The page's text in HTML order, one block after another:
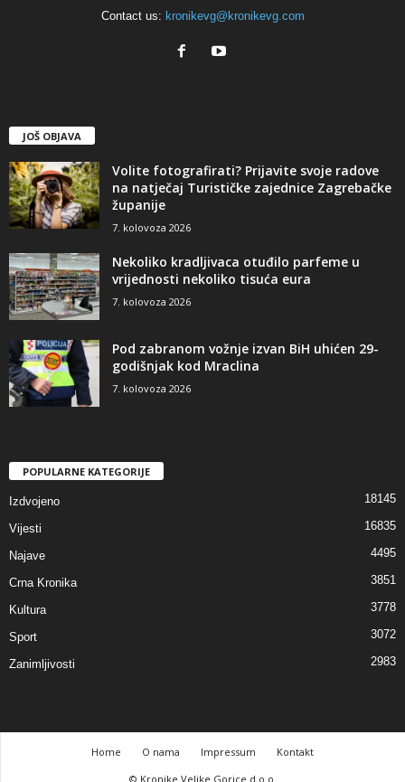
Contact us: kronikevg@kronikevg.com
JOŠ OBJAVA
Volite fotografirati? Prijavite svoje radove
na natječaj Turističke zajednice Zagrebačke
županije
7. kolovoza 2026
Nekoliko kradljivaca otuđilo parfeme u
vrijednosti nekoliko tisuća eura
7. kolovoza 2026
Pod zabranom vožnje izvan BiH uhićen 29-
godišnjak kod Mraclina
7. kolovoza 2026
POPULARNE KATEGORIJE
Izdvojeno 18145
Vijesti 16835
Najave 4495
Crna Kronika 3851
Kultura 3778
Sport 3072
Zanimljivosti 2983
Home O nama Impressum
Kontakt
© Kronike Velike Gorice d.o.o.